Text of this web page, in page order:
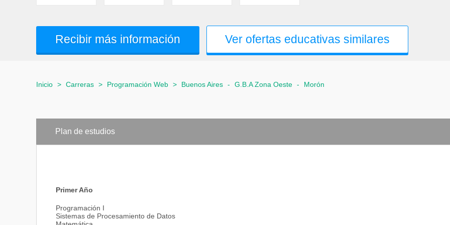
Recibir más información Ver ofertas educativas similares
Inicio > Carreras > Programación Web > Buenos Aires - G.B.A Zona Oeste - Morón
Plan de estudios
Primer Año
Programación I
Sistemas de Procesamiento de Datos